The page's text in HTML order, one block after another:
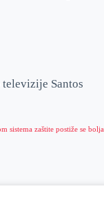
Santos